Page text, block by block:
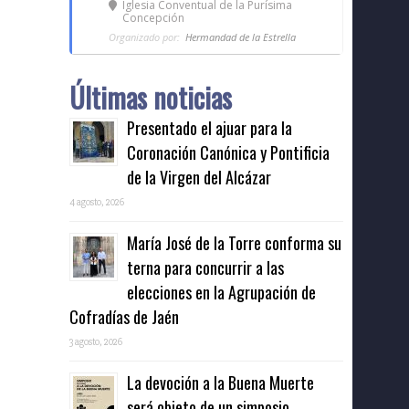
Iglesia Conventual de la Purísima
Concepción
Organizado por: Hermandad de la Estrella
Últimas noticias
Presentado el ajuar para la
Coronación Canónica y Pontificia
de la Virgen del Alcázar
4 agosto, 2026
María José de la Torre conforma su
terna para concurrir a las
elecciones en la Agrupación de
Cofradías de Jaén
3 agosto, 2026
La devoción a la Buena Muerte